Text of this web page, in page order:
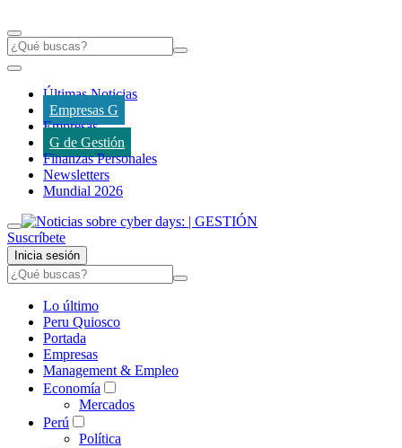
Últimas Noticias
Empresas G
Empresas
G de Gestión
Finanzas Personales
Newsletters
Mundial 2026
Suscríbete
Inicia sesión
Lo último
Peru Quiosco
Portada
Empresas
Management & Empleo
Economía
Mercados
Perú
Política